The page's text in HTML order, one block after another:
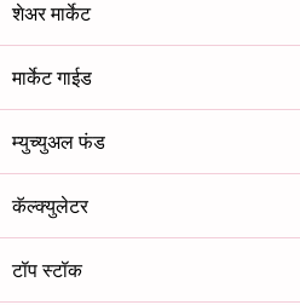
शेअर मार्केट
मार्केट गाईड
म्युच्युअल फंड
कॅल्क्युलेटर
टॉप स्टॉक